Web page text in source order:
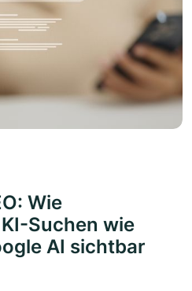
Wie
Suchen wie
AI sichtbar